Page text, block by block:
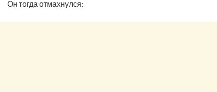
Он тогда отмахнулся: